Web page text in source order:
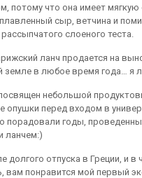
потому что она имеет мягкую
сыр, ветчина и
слоеного теста.
ланч продается на
земле в любое время года… я
небольшой
опушки перед входом в
порадовали годы,
ланчем:)
долгого отпуска в Греции, и в
вам понравится мой первый